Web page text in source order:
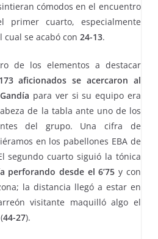
cómodos en el encuentro
primer cuarto, especialmente
cual se acabó con24-13.
de los elementos a destacar
aficionados se acercaron al
para ver si su equipo era
de la tabla ante uno de los
del grupo. Una cifra de
en los pabellones EBA de
segundo cuarto siguió la tónica
perforando desde el 6’75 y con
la distancia llegó a estar en
visitante maquilló algo el
44-27).